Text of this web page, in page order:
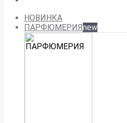
НОВИНКА
ПАРФЮМЕРИЯnew